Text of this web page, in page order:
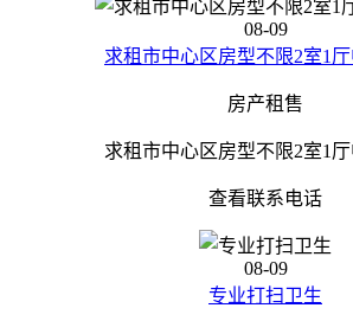
08-09
求租市中心区房型不限2室1
房产租售
求租市中心区房型不限2室1
查看联系电话
08-09
专业打扫卫生